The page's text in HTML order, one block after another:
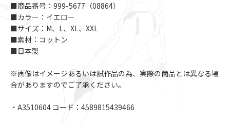
■商品番号：999-5677（08864）
■カラー：イエロー
■サイズ：M、L、XL、XXL
■素材：コットン
■日本製
※画像はイメージあるいは試作品の為、実際の商品とは異なる場
合がありますのでご了承ください。
・A3510604 コード：4589815439466